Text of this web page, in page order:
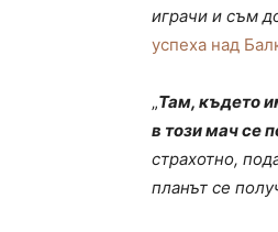
играчи и съм
успеха над
„Там, където
в този мач се
страхотно,
планът се